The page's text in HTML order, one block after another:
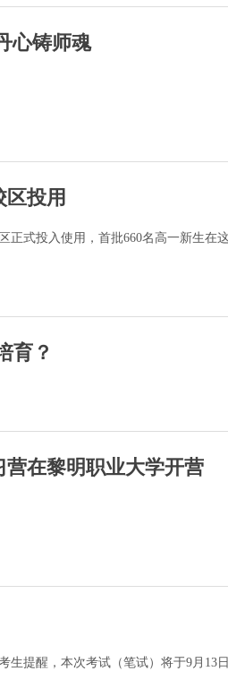
心铸师魂
投用
正式投入使用，首批660名高一新生在
育？
在黎明职业大学开营
提醒，本次考试（笔试）将于9月13日